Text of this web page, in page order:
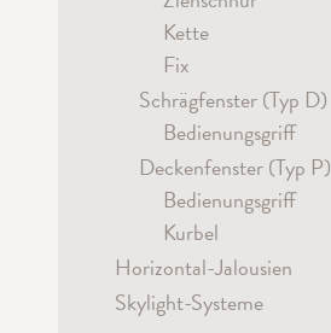
Kette
Fix
Schrägfenster (Typ D)
Bedienungsgriff
Deckenfenster (Typ P)
Bedienungsgriff
Kurbel
Horizontal-Jalousien
Elektrisch
Skylight-Systeme